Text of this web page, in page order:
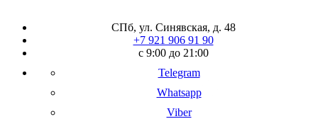
СПб, ул. Синявская, д. 48
+7 921 906 91 90
с 9:00 до 21:00
Telegram
Whatsapp
Viber